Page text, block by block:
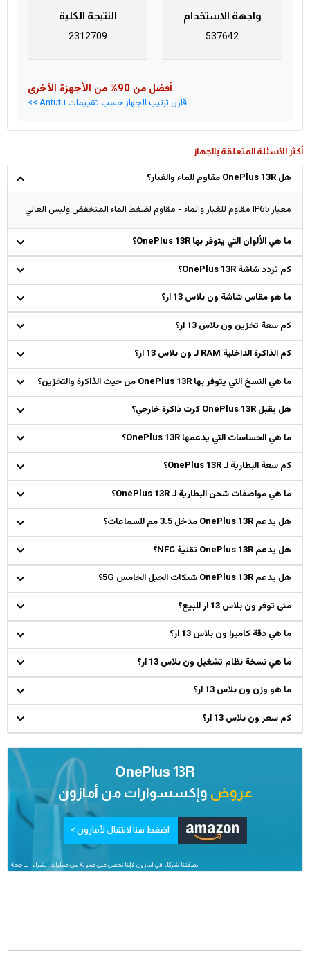
واجهة الاستخدام
537642
النتيجة الكلية
2312709
أفضل من 90% من الأجهزة الأخرى
قارن ترتيب الجهاز حسب تقييمات Antutu >>
أكثر الأسئلة المتعلقة بالجهاز
هل OnePlus 13R مقاوم للماء والغبار؟
معيار IP65 مقاوم للغبار والماء - مقاوم لضغط الماء المنخفض وليس العالي
ما هي الألوان التي يتوفر بها OnePlus 13R؟
كم تردد شاشة OnePlus 13R؟
ما هو مقاس شاشة ون بلاس 13 ار؟
كم سعة تخزين ون بلاس 13 ار؟
كم الذاكرة الداخلية RAM لـ ون بلاس 13 ار؟
ما هي النسخ التي يتوفر بها OnePlus 13R من حيث الذاكرة والتخزين؟
هل يقبل OnePlus 13R كرت ذاكرة خارجي؟
ما هي الحساسات التي يدعمها OnePlus 13R؟
كم سعة البطارية لـ OnePlus 13R؟
ما هي مواصفات شحن البطارية لـ OnePlus 13R؟
هل يدعم OnePlus 13R مدخل 3.5 مم للسماعات؟
هل يدعم OnePlus 13R تقنية NFC؟
هل يدعم OnePlus 13R شبكات الجيل الخامس 5G؟
متى توفر ون بلاس 13 ار للبيع؟
ما هي دقة كاميرا ون بلاس 13 ار؟
ما هي نسخة نظام تشغيل ون بلاس 13 ار؟
ما هو وزن ون بلاس 13 ار؟
كم سعر ون بلاس 13 ار؟
OnePlus 13R
عروض وإكسسوارات من أمازون
اضغط هنا لانتقال لأمازون >
بصفتنا شركاء في امازون فإننا نحصل على عمولة من عمليات الشراء الناجحة